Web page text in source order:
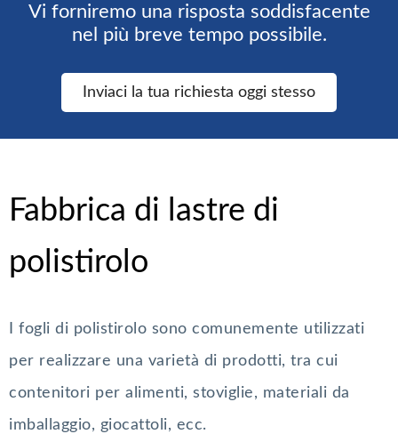
Vi forniremo una risposta soddisfacente
nel più breve tempo possibile.
Inviaci la tua richiesta oggi stesso
Fabbrica di lastre di
polistirolo
I fogli di polistirolo sono comunemente utilizzati
per realizzare una varietà di prodotti, tra cui
contenitori per alimenti, stoviglie, materiali da
imballaggio, giocattoli, ecc.